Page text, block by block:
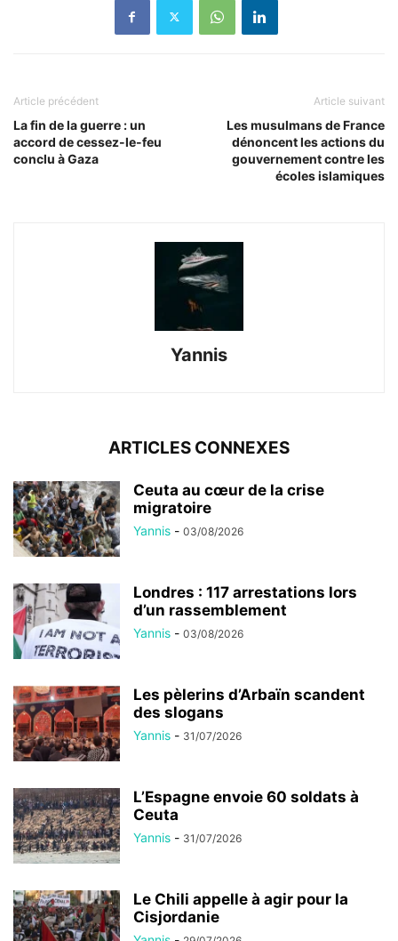
Article précédent
La fin de la guerre : un
accord de cessez-le-feu
conclu à Gaza
Article suivant
Les musulmans de France
dénoncent les actions du
gouvernement contre les
écoles islamiques
Yannis
ARTICLES CONNEXES
Ceuta au cœur de la crise
migratoire
Yannis - 03/08/2026
Londres : 117 arrestations lors
d’un rassemblement
Yannis - 03/08/2026
Les pèlerins d’Arbaïn scandent
des slogans
Yannis - 31/07/2026
L’Espagne envoie 60 soldats à
Ceuta
Yannis - 31/07/2026
Le Chili appelle à agir pour la
Cisjordanie